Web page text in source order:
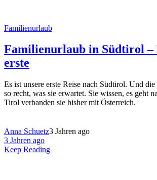
Familienurlaub
Familienurlaub in Südtirol –
erste
Es ist unsere erste Reise nach Südtirol. Und
so recht, was sie erwartet. Sie wissen, es geht
Tirol verbanden sie bisher mit Österreich.
Anna Schuetz3 Jahren ago
3 Jahren ago
Keep Reading